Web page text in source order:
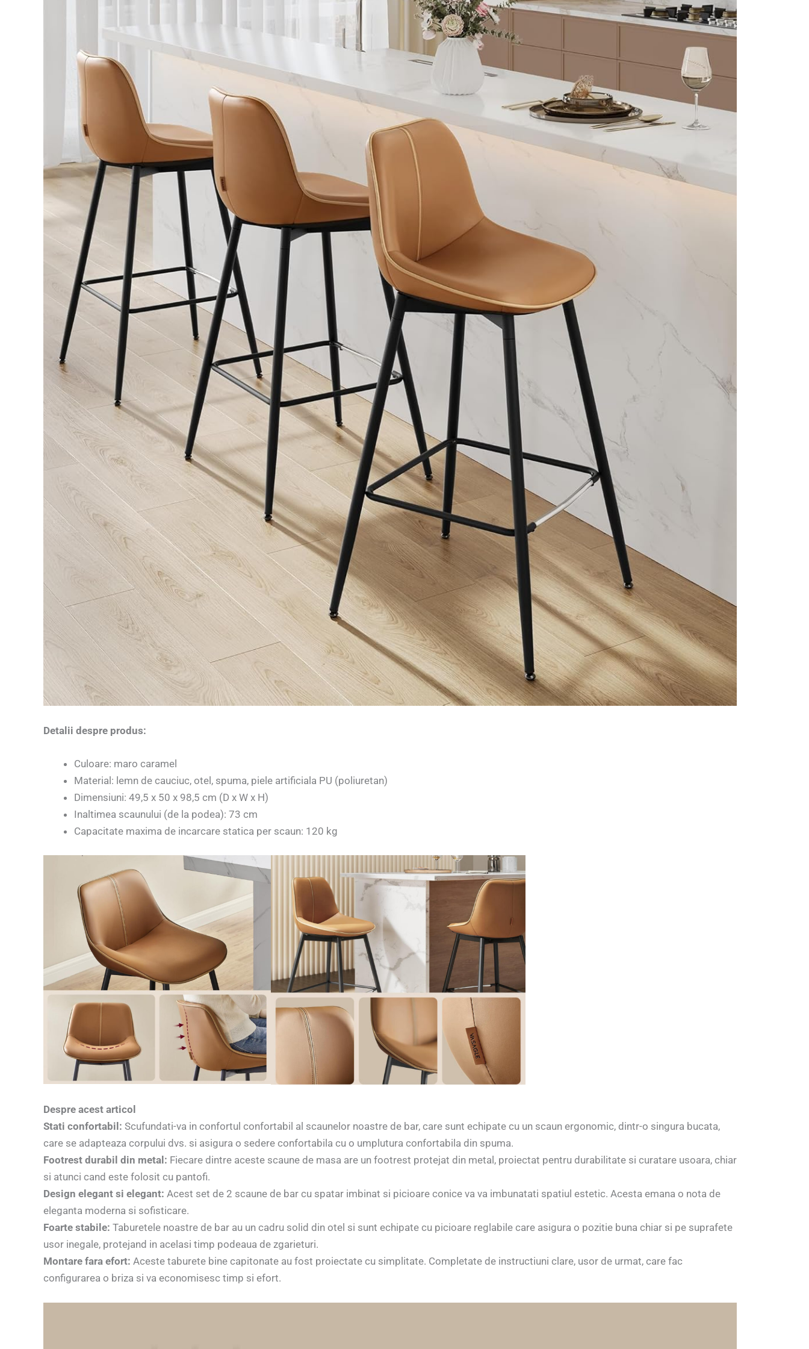
Detalii despre produs:
Culoare: maro caramel
Material: lemn de cauciuc, otel, spuma, piele artificiala PU (poliuretan)
Dimensiuni: 49,5 x 50 x 98,5 cm (D x W x H)
Inaltimea scaunului (de la podea): 73 cm
Capacitate maxima de incarcare statica per scaun: 120 kg
Despre acest articol
Stati confortabil: Scufundati-va in confortul confortabil al scaunelor noastre de bar, care sunt echipate cu un scaun ergonomic, dintr-o singura bucata,
care se adapteaza corpului dvs. si asigura o sedere confortabila cu o umplutura confortabila din spuma.
Footrest durabil din metal: Fiecare dintre aceste scaune de masa are un footrest protejat din metal, proiectat pentru durabilitate si curatare usoara, chiar
si atunci cand este folosit cu pantofi.
Design elegant si elegant: Acest set de 2 scaune de bar cu spatar imbinat si picioare conice va va imbunatati spatiul estetic. Acesta emana o nota de
eleganta moderna si sofisticare.
Foarte stabile: Taburetele noastre de bar au un cadru solid din otel si sunt echipate cu picioare reglabile care asigura o pozitie buna chiar si pe suprafete
usor inegale, protejand in acelasi timp podeaua de zgarieturi.
Montare fara efort: Aceste taburete bine capitonate au fost proiectate cu simplitate. Completate de instructiuni clare, usor de urmat, care fac
configurarea o briza si va economisesc timp si efort.